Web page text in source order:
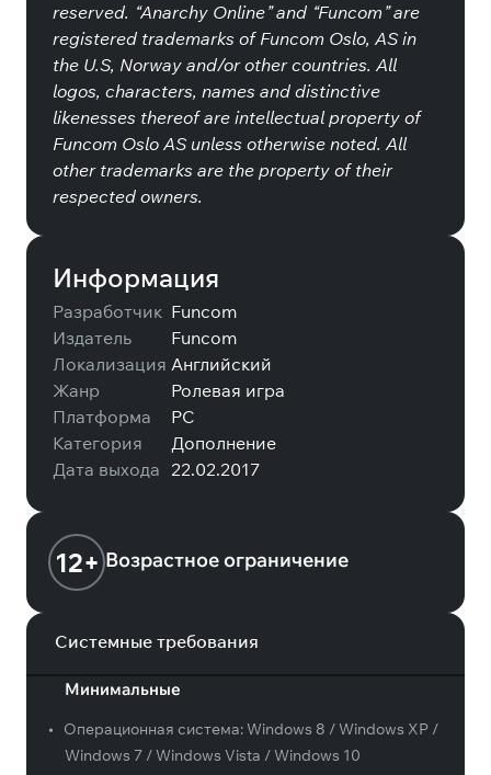
reserved. “Anarchy Online” and “Funcom” are
registered trademarks of Funcom Oslo, AS in
the U.S, Norway and/or other countries. All
logos, characters, names and distinctive
likenesses thereof are intellectual property of
Funcom Oslo AS unless otherwise noted. All
other trademarks are the property of their
respected owners.
Информация
Разработчик Funcom
Издатель
Funcom
Локализация Английский
Жанр
Ролевая игра
Платформа
PC
Категория
Дополнение
Дата выхода 22.02.2017
12+ Возрастное ограничение
Системные требования
Минимальные
• Операционная система:Windows 8 / Windows XP /
Windows 7 / Windows Vista / Windows 10